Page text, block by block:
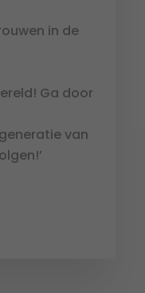
in de
Ga door
van